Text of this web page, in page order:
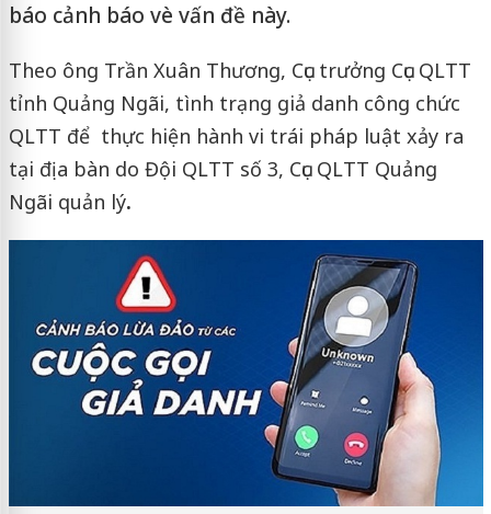
báo cảnh báo vè vấn đề này.
Theo ông Trần Xuân Thương, Cục trưởng Cục QLTT
tỉnh Quảng Ngãi, tình trạng giả danh công chức
QLTT để thực hiện hành vi trái pháp luật xảy ra
tại địa bàn do Đội QLTT số 3, Cục QLTT Quảng
Ngãi quản lý.